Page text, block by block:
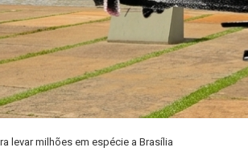
levar milhões em espécie a Brasília